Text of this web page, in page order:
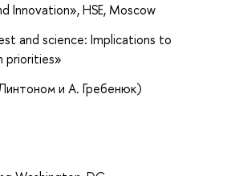
Innovation», HSE, Moscow
and science: Implications to
priorities»
и А. Гребенюк)